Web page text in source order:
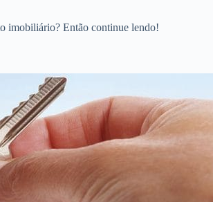
imobiliário? Então continue lendo!